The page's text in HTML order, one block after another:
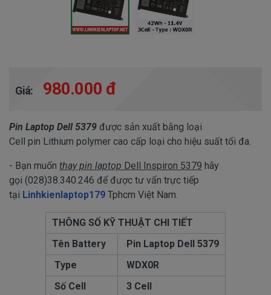
Giá: 980.000 đ
Pin Laptop Dell 5379 được sản xuất bằng loại
Cell pin Lithium polymer cao cấp loại cho hiệu suất tối đa.
- Bạn muốn thay pin laptop Dell Inspiron 5379 hãy
gọi (028)38.340.246 để được tư vấn trực tiếp
tại Linhkienlaptop179 Tphcm Việt Nam.
THÔNG SỐ KỸ THUẬT CHI TIẾT
Tên Battery
Pin Laptop Dell 5379
Type
WDX0R
Số Cell
3 Cell